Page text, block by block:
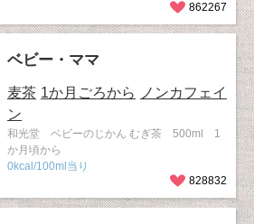
862267
ベビー・ママ
麦茶 1か月ごろから
ノンカフェイ
ン
和光堂 ベビーのじかん むぎ茶 500ml 1
か月頃から
0kcal/100ml当り
828832